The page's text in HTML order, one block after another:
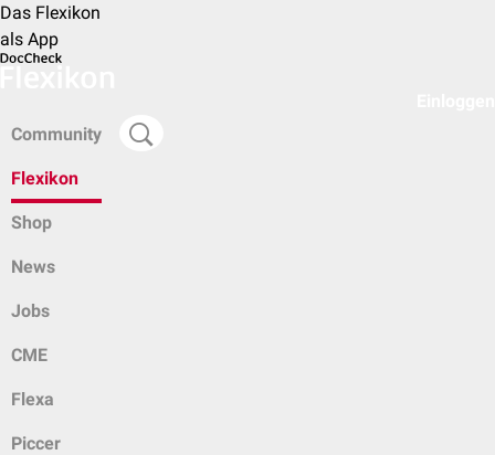
Das Flexikon
als App
Community
Flexikon
Shop
News
Jobs
CME
Flexa
Piccer